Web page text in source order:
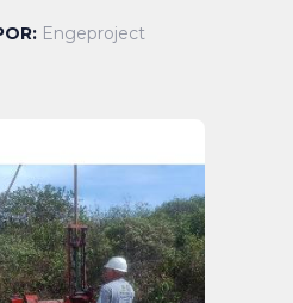
Engeproject